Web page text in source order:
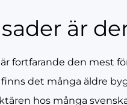
är
är fortfarande den mest
finns det många äldre
hos många